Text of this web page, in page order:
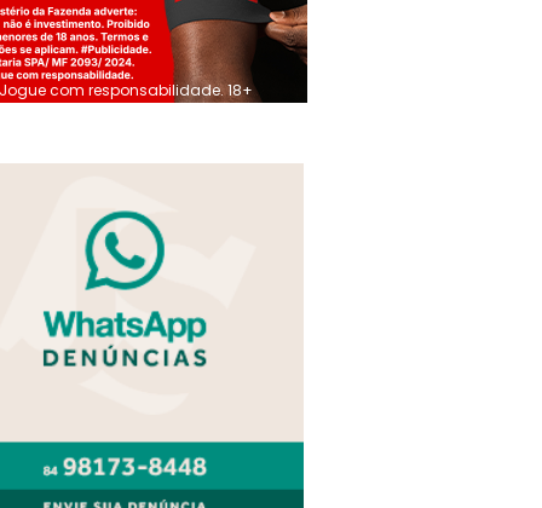
Jogue com responsabilidade. 18+